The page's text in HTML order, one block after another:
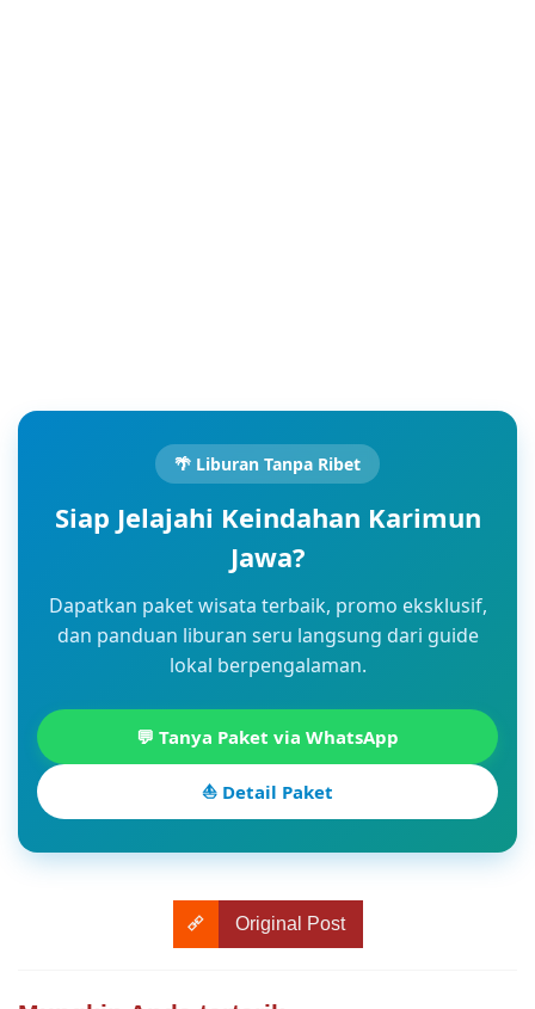
🌴 Liburan Tanpa Ribet
Siap Jelajahi Keindahan Karimun
Jawa?
Dapatkan paket wisata terbaik, promo eksklusif,
dan panduan liburan seru langsung dari guide
lokal berpengalaman.
💬 Tanya Paket via WhatsApp
⛵ Detail Paket
Original Post